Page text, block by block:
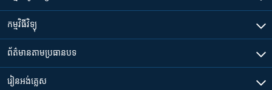
កម្មវិធី​វិទ្យុ
ព័ត៌មាន​តាមប្រធានបទ​
រៀន​​អង់គ្លេស